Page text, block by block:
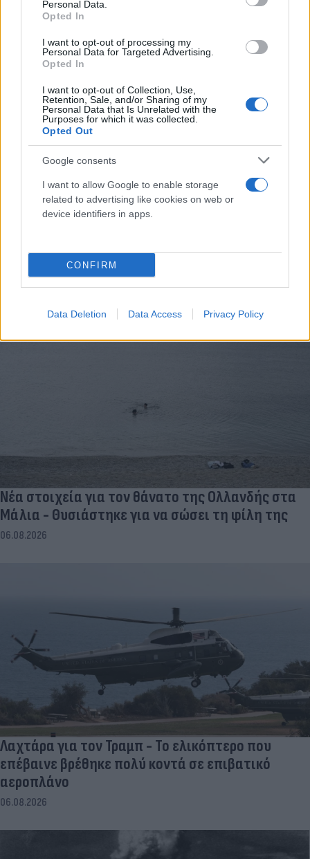
Personal Data.
Opted In
I want to opt-out of processing my
Personal Data for Targeted Advertising.
Opted In
I want to opt-out of Collection, Use,
Retention, Sale, and/or Sharing of my
Personal Data that Is Unrelated with the
Purposes for which it was collected.
Opted Out
Google consents
I want to allow Google to enable storage
related to advertising like cookies on web or
device identifiers in apps.
CONFIRM
Data Deletion Data Access Privacy Policy
06.08.2026
Το χρονικό της αδιανόητης καταστροφής στη
δυτική Αττική - Ο ρόλος της κλιματικής αλλαγής
06.08.2026
Νέα στοιχεία για τον θάνατο της Ολλανδής στα
Μάλια - Θυσιάστηκε για να σώσει τη φίλη της
06.08.2026
Λαχτάρα για τον Τραμπ - Το ελικόπτερο που
επέβαινε βρέθηκε πολύ κοντά σε επιβατικό
αεροπλάνο
06.08.2026